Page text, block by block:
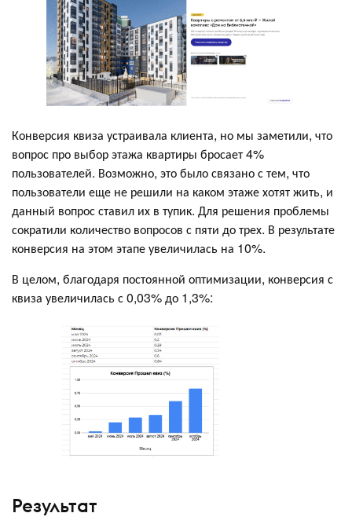
Конверсия квиза устраивала клиента, но мы заметили, что
вопрос про выбор этажа квартиры бросает 4%
пользователей. Возможно, это было связано с тем, что
пользователи еще не решили на каком этаже хотят жить, и
данный вопрос ставил их в тупик. Для решения проблемы
сократили количество вопросов с пяти до трех. В результате
конверсия на этом этапе увеличилась на 10%.
В целом, благодаря постоянной оптимизации, конверсия с
квиза увеличилась с 0,03% до 1,3%:
Результат